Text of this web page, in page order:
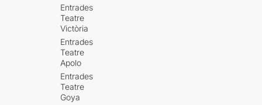
Entrades
Teatre
Victòria
Entrades
Teatre
Apolo
Entrades
Teatre
Goya